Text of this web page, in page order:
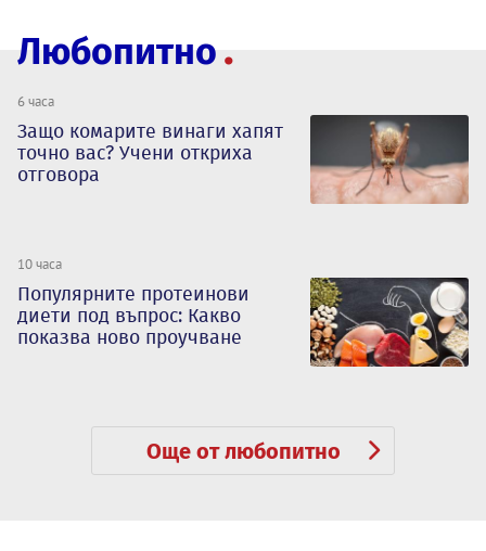
Любопитно
6 часа
Защо комарите винаги хапят
точно вас? Учени откриха
отговора
10 часа
Популярните протеинови
диети под въпрос: Какво
показва ново проучване
Още от любопитно